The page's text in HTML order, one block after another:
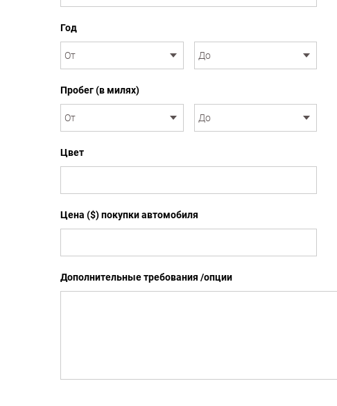
Год
Пробег (в милях)
Цвет
Цена ($) покупки автомобиля
Дополнительные требования /опции